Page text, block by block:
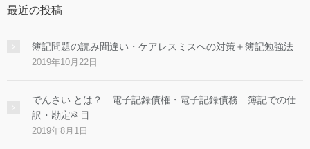
最近の投稿
簿記問題の読み間違い・ケアレスミスへの対策＋簿記勉強法
2019年10月22日
でんさい とは？ 電子記録債権・電子記録債務 簿記での仕
訳・勘定科目
2019年8月1日